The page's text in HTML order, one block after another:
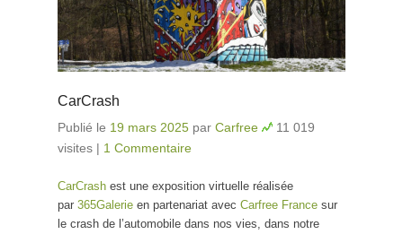
CarCrash
Publié le 19 mars 2025 par Carfree
11 019
visites | 1 Commentaire
CarCrash est une exposition virtuelle réalisée
par 365Galerie en partenariat avec Carfree France sur
le crash de l’automobile dans nos vies, dans notre